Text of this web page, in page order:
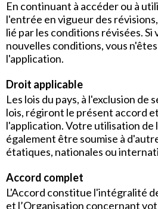
En continuant à accéder ou à
l'entrée en vigueur des
lié par les conditions révisées. Si
nouvelles conditions, vous
l'application.
Droit applicable
Les lois du pays, à l'exclusion de
lois, régiront le présent accord
l'application. Votre utilisation de
également être soumise à
étatiques, nationales ou
Accord complet
L'Accord constitue l'intégralité
et l’Organisation concernant